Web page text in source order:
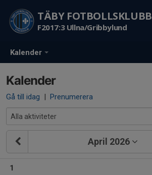
Kalender
TÄBY FOTBOLLSKLUBB
F2017:3 Ullna/Gribbylund
Kalender
Gå till idag | Prenumerera
April 2026
1